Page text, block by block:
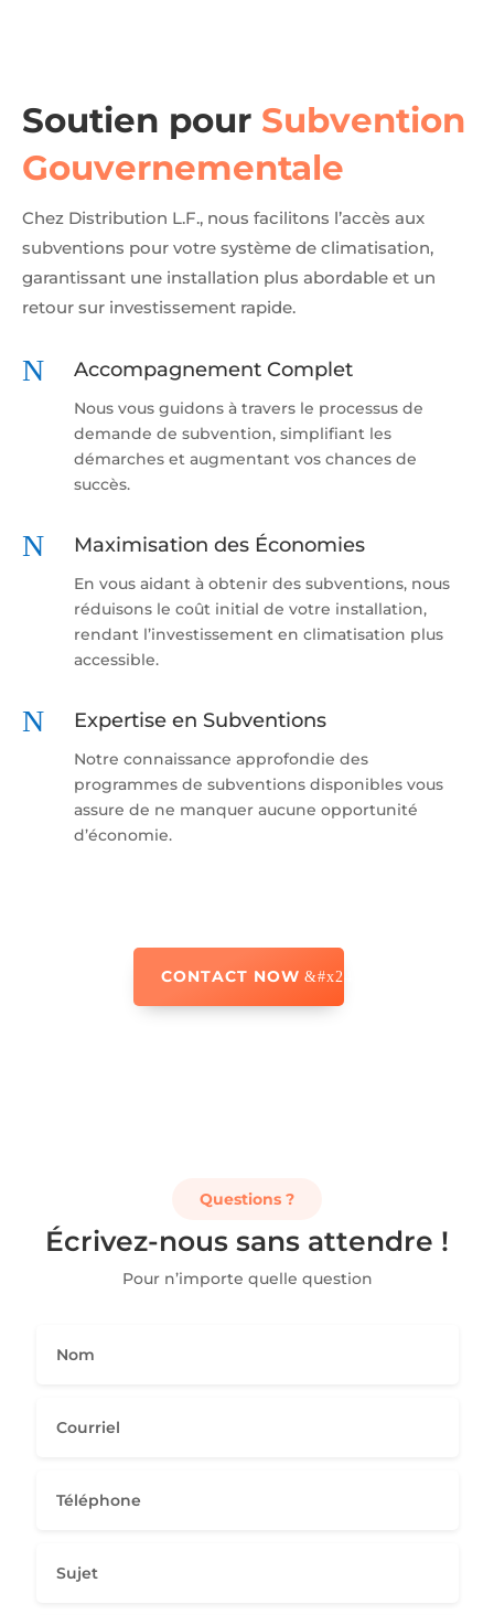
Soutien pour Subvention
Gouvernementale
Chez Distribution L.F., nous facilitons l’accès aux
subventions pour votre système de climatisation,
garantissant une installation plus abordable et un
retour sur investissement rapide.
N Accompagnement Complet
Nous vous guidons à travers le processus de
demande de subvention, simplifiant les
démarches et augmentant vos chances de
succès.
N Maximisation des Économies
En vous aidant à obtenir des subventions, nous
réduisons le coût initial de votre installation,
rendant l’investissement en climatisation plus
accessible.
N Expertise en Subventions
Notre connaissance approfondie des
programmes de subventions disponibles vous
assure de ne manquer aucune opportunité
d’économie​​.
CONTACT NOW
Questions ?
Écrivez-nous sans attendre !
Pour n’importe quelle question